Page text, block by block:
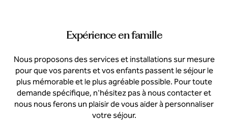
Expérience en famille
Nous proposons des services et installations sur mesure
pour que vos parents et vos enfants passent le séjour le
plus mémorable et le plus agréable possible. Pour toute
demande spécifique, n'hésitez pas à nous contacter et
nous nous ferons un plaisir de vous aider à personnaliser
votre séjour.